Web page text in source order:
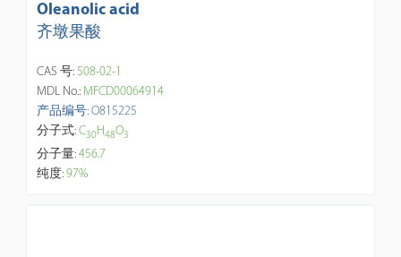
Oleanolic acid
齐墩果酸
CAS 号:508-02-1
MDL No.: MFCD00064914
产品编号: O815225
分子式:C30H48O3
分子量:456.7
纯度:97%